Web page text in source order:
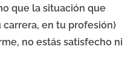
que la situación que
en tu profesión)
no estás satisfecho ni